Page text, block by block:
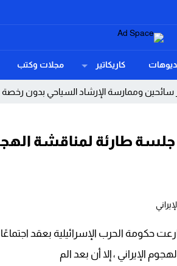
كاريكاتير مجلات وكتب
وممارسة الإرشاد السياحي بدون رخصة
اعتبار.
البشرية والتجهيزات إلى سؤال برلماني
(قاع أسراس نموذج)
أسماء الأحبة
رقمي واستغلال من شبكات الاتجار بالبشر
جلسة طارئة لمناقشة
حكومة الحرب الإسرائيلية بعقد
الإيراني ، إلا أن بعد الم